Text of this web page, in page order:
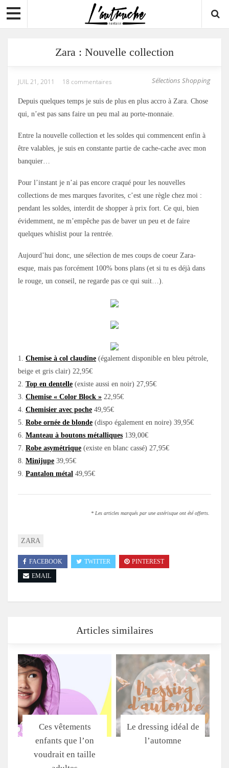
Zara : Nouvelle collection
Sélections Shopping
JUIL 21, 2011 18 commentaires
Depuis quelques temps je suis de plus en plus accro à Zara. Chose
qui, n’est pas sans faire un peu mal au porte-monnaie.
Entre la nouvelle collection et les soldes qui commencent enfin à
être valables, je suis en constante partie de cache-cache avec mon
banquier…
Pour l’instant je n’ai pas encore craqué pour les nouvelles
collections de mes marques favorites, c’est une règle chez moi :
pendant les soldes, interdit de shopper à prix fort. Ce qui, bien
évidemment, ne m’empêche pas de baver un peu et de faire
quelques whislist pour la rentrée.
Aujourd’hui donc, une sélection de mes coups de coeur Zara-
esque, mais pas forcément 100% bons plans (et si tu es déjà dans
le rouge, un conseil, ne regarde pas ce qui suit…).
1. Chemise à col claudine (également disponible en bleu pétrole,
beige et gris clair) 22,95€
2. Top en dentelle (existe aussi en noir) 27,95€
3. Chemise « Color Block » 22,95€
4. Chemisier avec poche 49,95€
5. Robe ornée de blonde (dispo également en noire) 39,95€
6. Manteau à boutons métalliques 139,00€
7. Robe asymétrique (existe en blanc cassé) 27,95€
8. Minijupe 39,95€
9. Pantalon métal 49,95€
* Les articles marqués par une astérisque ont été offerts.
ZARA
FACEBOOK TWITTER
PINTEREST
EMAIL
Articles similaires
Ces vêtements
enfants que l’on
voudrait en taille
Le dressing idéal de
l’automne